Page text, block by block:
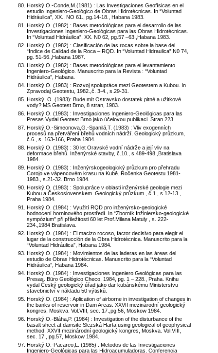
Horský,O.-Conde,M.(1981) : Las Investigaciones Geofísicas en el
estudio Ingeniero-Geológico de Obras Hidrotécnicas. In “Voluntad
Hidráulica”, XX., NO 61., pg.14-18., Habana 1983.
Horský,O. (1982) : Bases metodológicas para el desarrollo de las
Investigaciones Ingeniero-Geológicas para las Obras Hidrotécnicas.
In “Voluntad Hidráulica”, XX. N0 62, pg.57 –63.,Habana 1983.
Horský,O. (1982) : Clasificación de las rocas sobre la base del
“Indice de Calidad de la Roca – RQD. In “Voluntad Hidraulica”,N0 74,
pg. 51-56.,Habana 1987.
Horský,O. (1982) : Bases metodológicas para el levantamiento
Ingeniero-Geológico. Manuscrito para la Revista : “Voluntad
Hidráulica”, Habana.
Horský,O. (1983) : Rozvoj spolupráce mezi Geotestem a Kubou. In
Zpravodaj Geotestu, 1982.,č. 3-4., s.29-31.
Horský, O. (1983): Bude mít Ostravsko dostatek pitné a užitkové
vody? MS Geotest Brno, 8 stran, 1983.
Horský,O. (1983) : Investigaciones Ingeniero-Geológicas para las
Presas Vydal Geotest Brno jako účelovou publikaci. Stran 223.
Horský,O.-Simeonova,G.-Spanilá,T. (1983) : Vliv exogenních
procesů na přetváření břehů vodních nádrží. Geologický průzkum,
č.6., s. 163-166, Praha 1984.
Horský,O. (1983) : 30 let Oravské vodní nádrže a její vliv na
deformace břehů. Inženýrské stavby, č.10., s.489-498.,Bratislava
1984.
Horský,O. (1983) : Inženýrskogeologický průzkum pro přehradu
Corojo ve vápencovém krasu na Kubě. Ročenka Geotestu 1981-
1983., s.21-32.,Brno 1984.
Horský,O. (1983) : Spolupráce v oblasti inženýrské geologie mezi
Kubou a Československem. Geologický průzkum., č.1., s.12-13.,
Praha 1984.
Horský,O. (1984) : Využití RQD pro inženýrsko-geologické
hodnocení horninového prostředí. In “Zborník Inžiniersko-geologické
sympózium” při příležitosti 60 let Prof.Milana Matuly , s. 222-
234.,1984 Bratislava.
Horský,O. (1984) : El macizo rocoso, factor decisivo para elegir el
lugar de la construcción de la Obra Hidrotécnica. Manuscrito para la
“Voluntad Hidráulica”, Habana 1984.
Horský,O. (1984) : Movimientos de las laderas en las áreas del
estudio de Obras Hidrotécnicas. Manuscrito para la “Voluntad
Hidráulica”, Habana 1984.
Horský,O. (1984) : Investigaciones Ingeniero Geológicas para las
Presas. Büro Geológico Checo, 1984, pg. 1 – 228., Praha. Knihu
vydal Český geologický úřad jako dar kubánskému Ministerstvu
stavebnictví v nákladu 50 výtisků.
Horský,O. (1984) : Aplication of airborne in investigation of changes in
the banks of reservoir in Dam Areas. XXVII mezinárodní geologický
kongres, Moskva. Vol.VIII, sec. 17.,pg.56, Moskow 1984.
Horský,O.-Bláha,P. (1984) : Investigation of the disturbance of the
basalt sheet at damsite Slezská Harta using geological of geophysical
method. XXVII mezinárodní geologický kongres, Moskva. Vol.VIII,
sec. 17., pg.57, Moskow 1984.
Horský,O.-Pacareo,L. (1985) : Metodos de las Investigaciones
Ingeniero-Geológicas para las Hidroacumuladoras. Conferencia